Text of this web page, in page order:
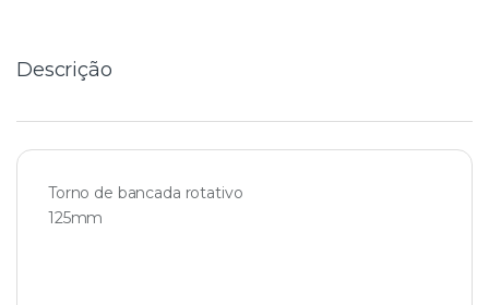
Descrição
Torno de bancada rotativo
125mm